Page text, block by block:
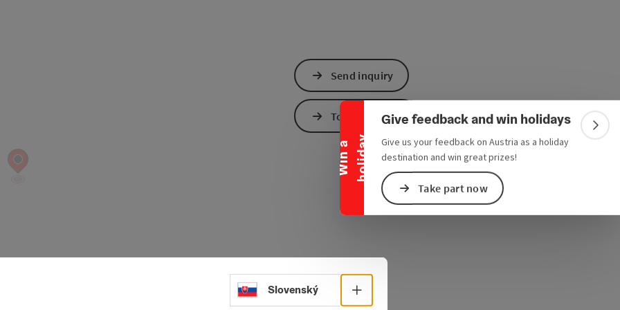
W
i
n
a
h
o
l
i
d
a y
Collapse banner Give feedback and win holidays
Give us your feedback on Austria as a holiday
destination and win great prizes!
Take part now
Send inquiry
To the website
Select language - Open menu
Slovenský